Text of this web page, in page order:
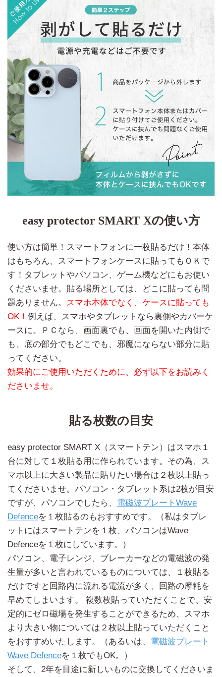
easy protector SMART Xの使い方
使い方は簡単！スマートフォンに一枚貼るだけ！本体
はもちろん、スマートフォンケースに貼ってもＯＫで
す！タブレットやパソコン、ゲーム機などにもお使い
くださいませ。貼る場所としては、どこに貼っても問
題ありません。 スマホ本体でなく、ケースに貼っても
OK！ 例えば、スマホやタブレットなら裏側やカバーケ
ースに。ＰＣなら、画面裏でも、画面を開いた内側で
も、底の部分でもどこでも、邪魔にならない部分に貼
ってください。
効果的にご使用いただくために、必ず以下をお読みく
ださいませ。
貼る枚数の目安
easy protector SMART X（スマートテン）はスマホ１
台に対して１枚貼る用に作られています。その為、ス
マホ以上に大きい製品に貼りたい場合は２枚以上貼っ
てくださいませ。パソコン・タブレット系は2枚が目安
ですが、パソコンでしたら、 電磁波プレートWave
Defenceを１枚貼るのもおすすめです。（私はタブレ
ットにはスマートテンを１枚、パソコンはWave
Defenceを１枚にしています。）
パソコン、電子レンジ、ブレーカーなどの電磁波の発
生量が多いと言われているものについては、１枚貼る
だけですと回路内に流れる電流が多く、回路の摩耗を
早めてしまいます。 複数枚貼っていただくことで、安
定的にゼロ磁場を発生することができるため、スマホ
より大きい物については２枚以上貼っていただくこと
をおすすめいたします。（あるいは、 電磁波プレート
Wave Defenceを１枚でもOK。）
そして、2年を目途に新しいものに交換してくださいま